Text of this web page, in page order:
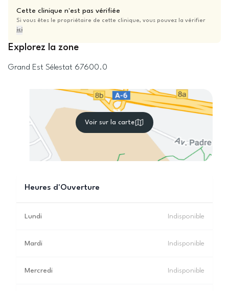
Cette clinique n'est pas vérifiée
Si vous êtes le propriétaire de cette clinique, vous pouvez la vérifier
ici
Explorez la zone
Grand Est Sélestat 67600.0
Voir sur la carte
Heures d'Ouverture
Lundi Indisponible
Mardi Indisponible
Mercredi Indisponible